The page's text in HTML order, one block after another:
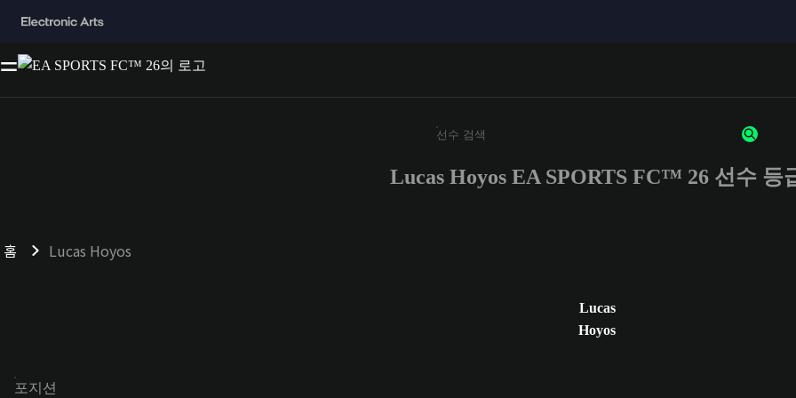
최소 3자 이상의 문자 또는 숫자를 입력하세요
Lucas Hoyos EA SPORTS FC™ 26 선수 등
홈 Lucas Hoyos
Lucas
Hoyos
포지션